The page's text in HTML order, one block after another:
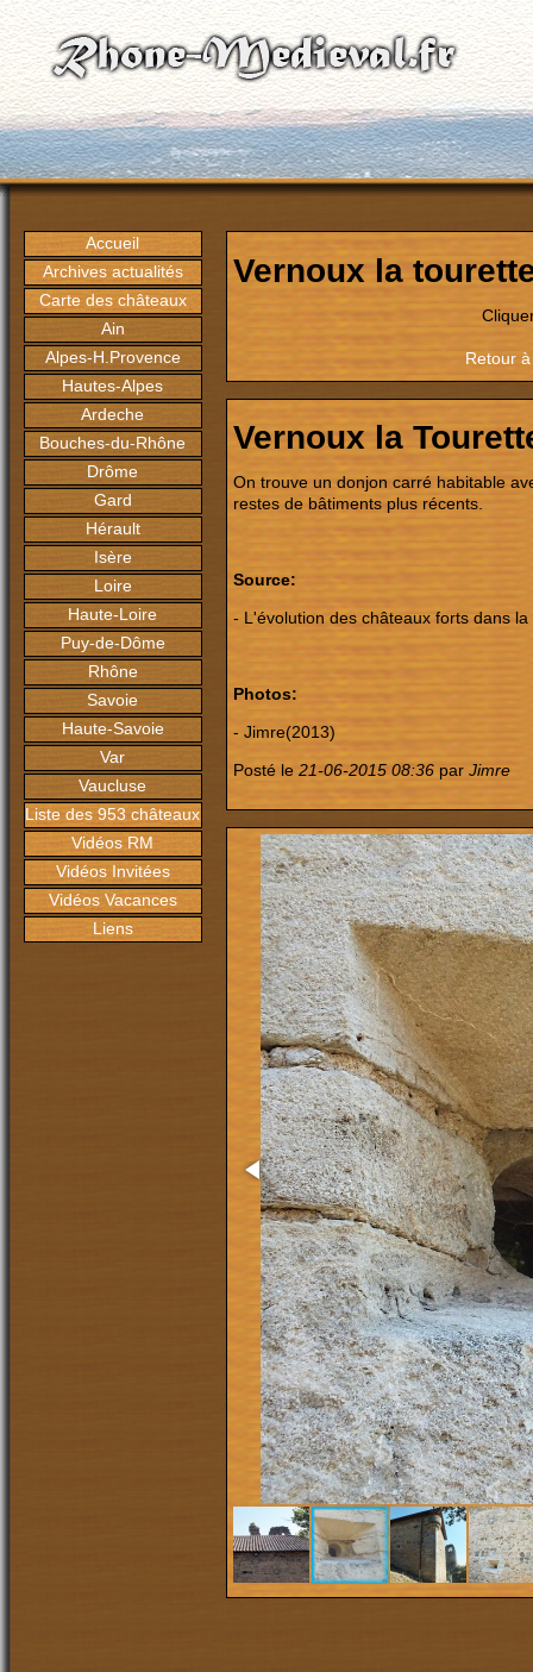
Accueil
Archives actualités
Carte des châteaux
Ain
Alpes-H.Provence
Hautes-Alpes
Ardeche
Bouches-du-Rhône
Drôme
Gard
Hérault
Isère
Loire
Haute-Loire
Puy-de-Dôme
Rhône
Savoie
Haute-Savoie
Var
Vaucluse
Liste des 953 châteaux
Vidéos RM
Vidéos Invitées
Vidéos Vacances
Liens
Vernoux la
Retour
Vernoux la
On trouve un donjon carré habitable
restes de bâtiments plus récents.
Source:
- L'évolution des châteaux forts dans
Photos:
- Jimre(2013)
Posté le 21-06-2015 08:36 par Jimre